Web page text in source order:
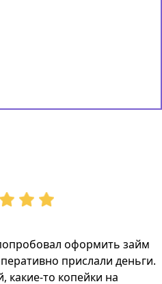
оформить займ
прислали деньги.
какие-то копейки на